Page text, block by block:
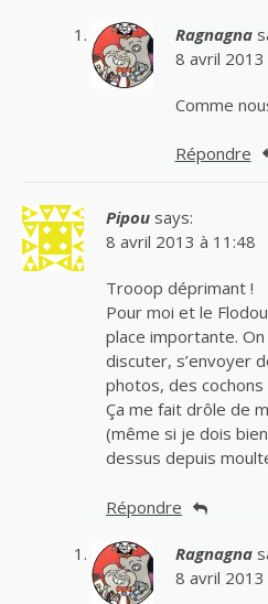
Ragnagna
8 avril 2013
Comme
Répondre
Pipou says:
8 avril 2013 à 11:48
Trooop déprimant !
Pour moi et le
place importante.
discuter, s’envoyer
photos, des
Ça me fait drôle de
(même si je dois
dessus depuis
Répondre
Ragnagna
8 avril 2013